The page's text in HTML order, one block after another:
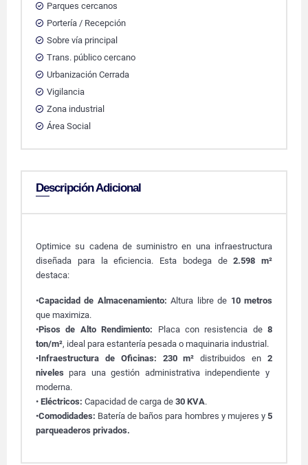
Parques cercanos
Portería / Recepción
Sobre vía principal
Trans. público cercano
Urbanización Cerrada
Vigilancia
Zona industrial
Área Social
Descripción Adicional
Optimice su cadena de suministro en una infraestructura
diseñada para la eficiencia. Esta bodega de2.598 m²
destaca:
•Capacidad de Almacenamiento: Altura libre de 10 metros
que maximiza.
•Pisos de Alto Rendimiento: Placa con resistencia de 8
ton/m², ideal para estantería pesada o maquinaria industrial.
•Infraestructura de Oficinas: 230 m² distribuidos en2
niveles para una gestión administrativa independiente y
moderna.
• Eléctricos: Capacidad de carga de 30 KVA.
•Comodidades: Batería de baños para hombres y mujeres y 5
parqueaderos privados.